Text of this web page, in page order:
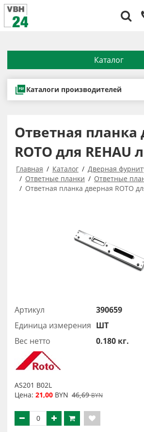
Каталог
Каталоги производителей
Ответная планка
ROTO для REHAU
Главная Каталог
Дверная
Ответные планки
Ответные
Ответная планка дверная ROTO
Артикул
390659
Единица измерения ШТ
Вес нетто
0.180 кг.
AS201 B02L
Цена: 21,00 BYN 46,69BYN